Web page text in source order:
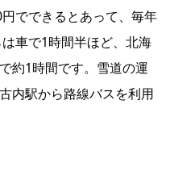
でできるとあって、毎年
車で1時間半ほど、北海
約1時間です。雪道の運
内駅から路線バスを利用